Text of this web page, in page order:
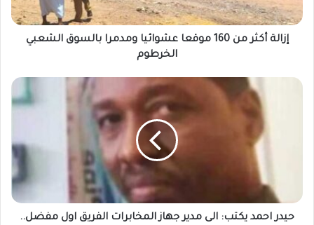
بالسوق
الشعبي
الخرطوم
إزالة أكثر من 160 موقعا عشوائيا ومدمرا بالسوق الشعبي
الخرطوم
حيدر
اول
مفضل..
حيدر احمد يكتب: الى مدير جهاز المخابرات الفريق اول مفضل..